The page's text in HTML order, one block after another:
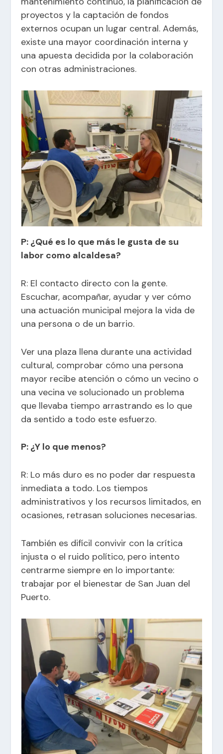
proyectos y la captación de fondos
externos ocupan un lugar central. Además,
existe una mayor coordinación interna y
una apuesta decidida por la colaboración
con otras administraciones.
P: ¿Qué es lo que más le gusta de su
labor como alcaldesa?
R: El contacto directo con la gente.
Escuchar, acompañar, ayudar y ver cómo
una actuación municipal mejora la vida de
una persona o de un barrio.
Ver una plaza llena durante una actividad
cultural, comprobar cómo una persona
mayor recibe atención o cómo un vecino o
una vecina ve solucionado un problema
que llevaba tiempo arrastrando es lo que
da sentido a todo este esfuerzo.
P: ¿Y lo que menos?
R: Lo más duro es no poder dar respuesta
inmediata a todo. Los tiempos
administrativos y los recursos limitados, en
ocasiones, retrasan soluciones necesarias.
También es difícil convivir con la crítica
injusta o el ruido político, pero intento
centrarme siempre en lo importante:
trabajar por el bienestar de San Juan del
Puerto.